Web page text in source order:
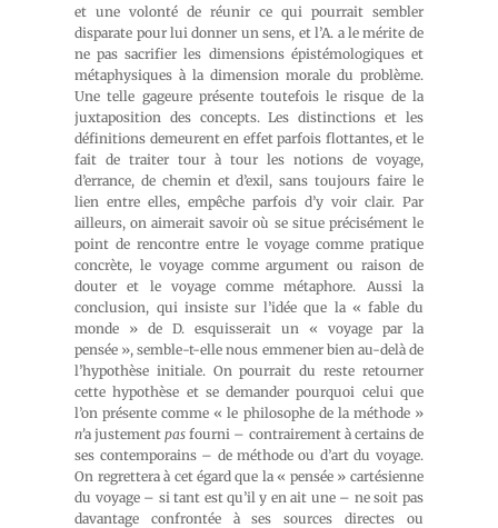
et une volonté de réunir ce qui pourrait sembler
disparate pour lui donner un sens, et l’A. a le mérite de
ne pas sacrifier les dimensions épistémologiques et
métaphysiques à la dimension morale du problème.
Une telle gageure présente toutefois le risque de la
juxtaposition des concepts. Les distinctions et les
définitions demeurent en effet parfois flottantes, et le
fait de traiter tour à tour les notions de voyage,
d’errance, de chemin et d’exil, sans toujours faire le
lien entre elles, empêche parfois d’y voir clair. Par
ailleurs, on aimerait savoir où se situe précisément le
point de rencontre entre le voyage comme pratique
concrète, le voyage comme argument ou raison de
douter et le voyage comme métaphore. Aussi la
conclusion, qui insiste sur l’idée que la « fable du
monde » de D. esquisserait un « voyage par la
pensée », semble-t-elle nous emmener bien au-delà de
l’hypothèse initiale. On pourrait du reste retourner
cette hypothèse et se demander pourquoi celui que
l’on présente comme « le philosophe de la méthode »
n’a justementpas fourni – contrairement à certains de
ses contemporains – de méthode ou d’art du voyage.
On regrettera à cet égard que la « pensée » cartésienne
du voyage – si tant est qu’il y en ait une – ne soit pas
davantage confrontée à ses sources directes ou